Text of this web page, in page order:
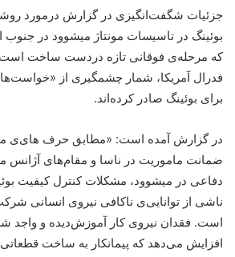
جزئیات شگفت‌انگیزی در گزارش درمورد
بوئینگ در تاسیسات مونتاژ میشوود در جنوب
که مرحله‌ی فوقانی تازه دردست ساخت است،
فدرال آمریکا، شمار چشمگیری از
برای بوئینگ صادر کرده‌اند.
در گزارش آمده است: «مطابق حرف های‌ی
ضمانت ماموریت در ناسا و مقام‌های آژانس
دفاعی در میشوود، مشکلات کنترل کیفیت
ناشی از توانایی‌ی ناکافی نیروی انسانی
است. فقدان نیروی کار آموزش‌دیده و واجد
افزایش می‌دهد که پیمانکار به ساخت قطعاتی